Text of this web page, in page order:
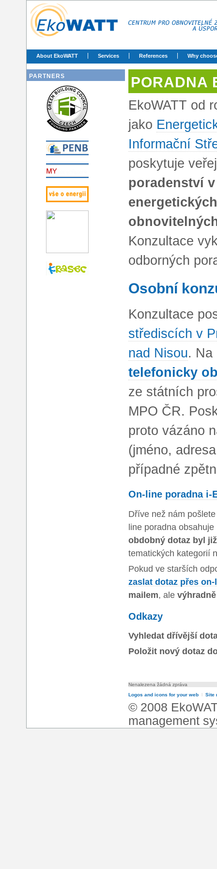
About EkoWATT Services References Why
PARTNERS PORADNA
EkoWATT od
jako
Informační
poskytuje
poradenství
Konzultace
odborných
Osobní
Konzultace
střediscích v
nad Nisou. Na
telefonicky
ze státních
MPO ČR.
proto vázáno
(jméno,
případné
On-line poradna i-
Dříve než nám
line poradna obsahuje
obdobný dotaz byl
tematických kategorií
Pokud ve starších
zaslat dotaz přes
mailem, ale
Odkazy
Vyhledat dřívější
Položit nový dotaz
Nenalezena žádná zpráva
Logos and icons for your web l Site
© 2008
management